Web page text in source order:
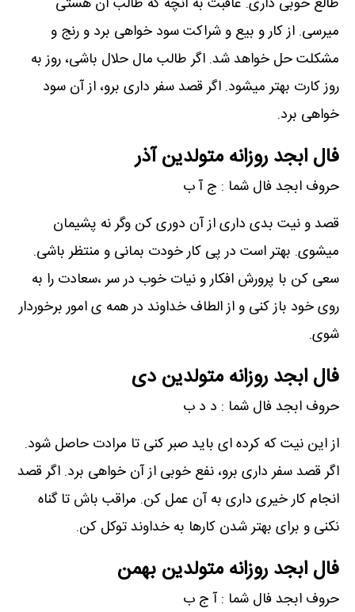
میرسی. از کار و بیع و شراکت سود خواهی برد و رنج و
مشکلت حل خواهد شد. اگر طالب مال حلال باشی، روز به
روز کارت بهتر میشود. اگر قصد سفر داری برو، از آن سود
خواهی برد.
فال ابجد روزانه متولدین آذر
حروف ابجد فال شما : ج آ ب
قصد و نیت بدی داری از آن دوری کن وگر نه پشیمان
میشوی. بهتر است در پی کار خودت بمانی و منتظر باشی.
سعی کن با پرورش افکار و نیات خوب در سر ،سعادت را به
روی خود باز کنی و از الطاف خداوند در همه ی امور برخوردار
شوی.
فال ابجد روزانه متولدین دی
حروف ابجد فال شما : د د ب
از این نیت که کرده ای باید صبر کنی تا مرادت حاصل شود.
اگر قصد سفر داری برو، نفع خوبی از آن خواهی برد. اگر قصد
انجام کار خیری داری به آن عمل کن. مراقب باش تا گناه
نکنی و برای بهتر شدن کارها به خداوند توکل کن.
فال ابجد روزانه متولدین بهمن
حروف ابجد فال شما : آ ج ب